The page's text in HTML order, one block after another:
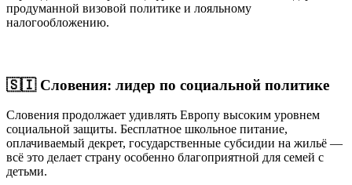
продуманной визовой политике и лояльному
налогообложению.
🇸🇮 Словения: лидер по социальной политике
Словения продолжает удивлять Европу высоким уровнем
социальной защиты. Бесплатное школьное питание,
оплачиваемый декрет, государственные субсидии на жильё —
всё это делает страну особенно благоприятной для семей с
детьми.